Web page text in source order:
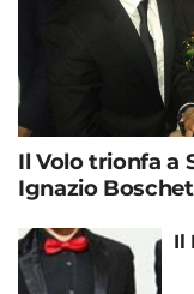
Il Volo trionfa a
Ignazio
Il